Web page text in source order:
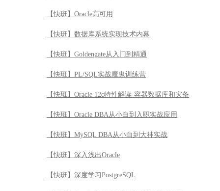
【快班】Oracle高可用
【快班】数据库系统实现技术内幕
【快班】Goldengate从入门到精通
【快班】PL/SQL实战魔鬼训练营
【快班】Oracle 12c特性解读-容器数据库和灾备
【快班】Oracle DBA从小白到入职实战应用
【快班】MySQL DBA从小白到大神实战
【快班】深入浅出Oracle
【快班】深度学习PostgreSQL